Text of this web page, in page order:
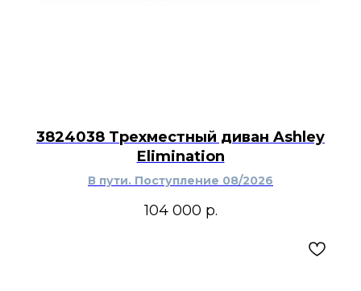
3824038 Трехместный диван Ashley
Elimination
В пути. Поступление 08/2026
104 000 р.